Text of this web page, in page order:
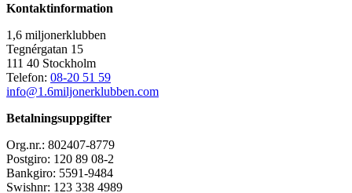
Kontaktinformation
1,6 miljonerklubben
Tegnérgatan 15
111 40 Stockholm
Telefon: 08-20 51 59
info@1.6miljonerklubben.com
Betalningsuppgifter
Org.nr.: 802407-8779
Postgiro: 120 89 08-2
Bankgiro: 5591-9484
Swishnr: 123 338 4989